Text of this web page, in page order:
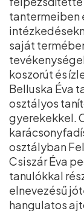
tantermeiben
saját
koszorút és
Belluska Éva
osztályos
gyerekekkel.
osztályban
Csiszár Éva
tanulókkal
elnevezésű
hangulatos